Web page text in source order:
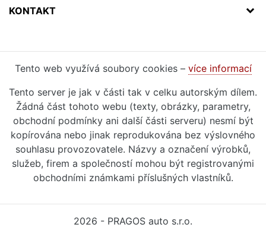
KONTAKT
Tento web využívá soubory cookies – více informací
Tento server je jak v části tak v celku autorským dílem.
Žádná část tohoto webu (texty, obrázky, parametry,
obchodní podmínky ani další části serveru) nesmí být
kopírována nebo jinak reprodukována bez výslovného
souhlasu provozovatele. Názvy a označení výrobků,
služeb, firem a společností mohou být registrovanými
obchodními známkami příslušných vlastníků.
2026 - PRAGOS auto s.r.o.